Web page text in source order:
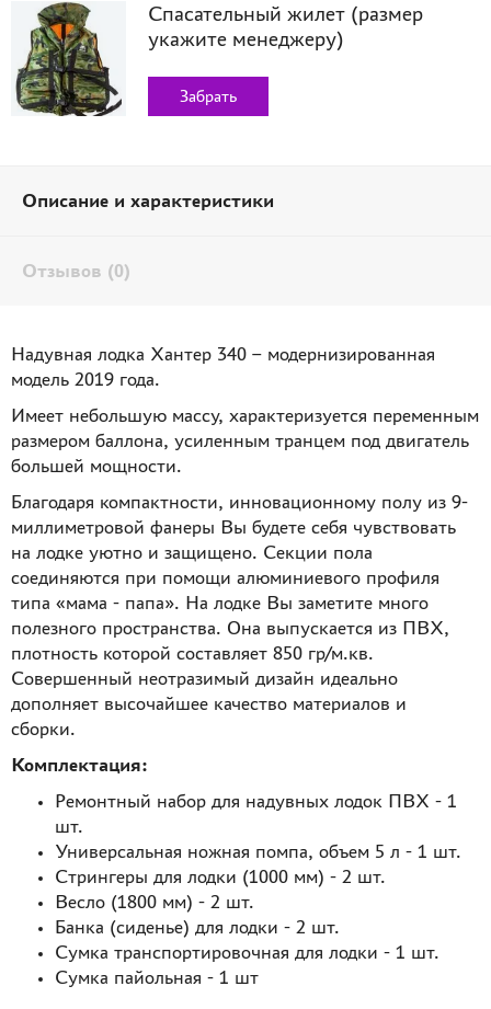
Спасательный жилет (размер
укажите менеджеру)
Забрать
Описание и характеристики
Отзывов (0)
Надувная лодка Хантер 340 – модернизированная
модель 2019 года.
Имеет небольшую массу, характеризуется переменным
размером баллона, усиленным транцем под двигатель
большей мощности.
Благодаря компактности, инновационному полу из 9-
миллиметровой фанеры Вы будете себя чувствовать
на лодке уютно и защищено. Секции пола
соединяются при помощи алюминиевого профиля
типа «мама - папа». На лодке Вы заметите много
полезного пространства. Она выпускается из ПВХ,
плотность которой составляет 850 гр/м.кв.
Совершенный неотразимый дизайн идеально
дополняет высочайшее качество материалов и
сборки.
Комплектация:
Ремонтный набор для надувных лодок ПВХ - 1
шт.
Универсальная ножная помпа, объем 5 л - 1 шт.
Стрингеры для лодки (1000 мм) - 2 шт.
Весло (1800 мм) - 2 шт.
Банка (сиденье) для лодки - 2 шт.
Сумка транспортировочная для лодки - 1 шт.
Сумка пайольная - 1 шт